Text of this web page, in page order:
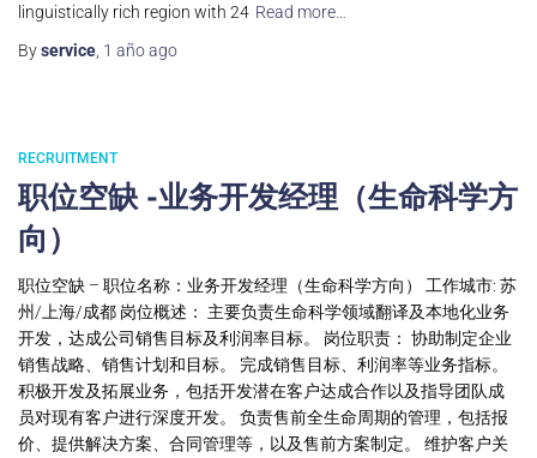
linguistically rich region with 24 Read more…
Byservice 1 añoago
RECRUITMENT
职位空缺 -业务开发经理（生命科学方
向）
职位空缺 – 职位名称：业务开发经理（生命科学方向） 工作城市: 苏
州/上海/成都 岗位概述： 主要负责生命科学领域翻译及本地化业务
开发，达成公司销售目标及利润率目标。 岗位职责： 协助制定企业
销售战略、销售计划和目标。 完成销售目标、利润率等业务指标。
积极开发及拓展业务，包括开发潜在客户达成合作以及指导团队成
员对现有客户进行深度开发。 负责售前全生命周期的管理，包括报
价、提供解决方案、合同管理等，以及售前方案制定。 维护客户关